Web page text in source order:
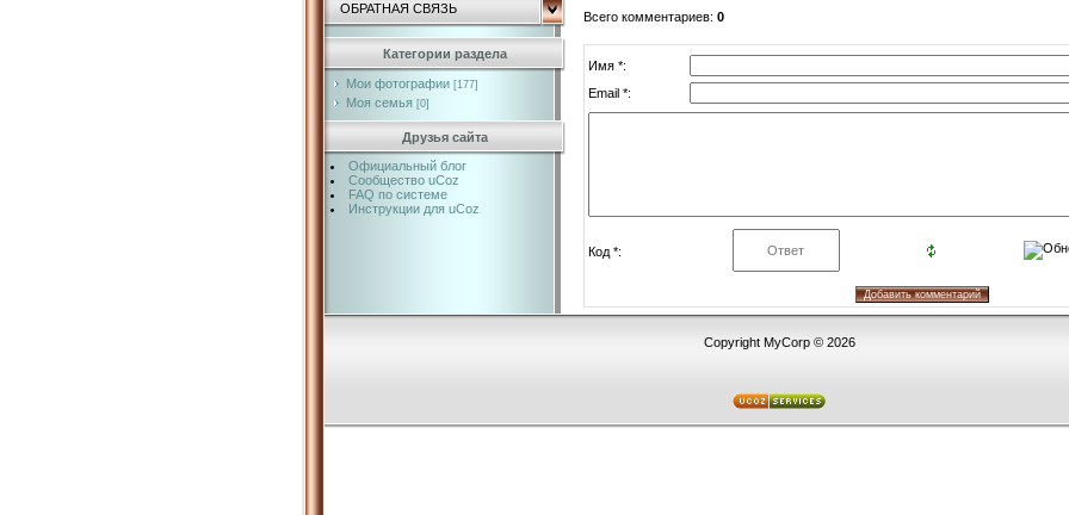
ОБРАТНАЯ СВЯЗЬ
Категории раздела
Мои фотографии [177]
Моя семья [0]
Друзья сайта
Официальный блог
Сообщество uCoz
FAQ по системе
Инструкции для uCoz
Всего комментариев: 0
Имя *:
Email *:
Код *:
Copyright MyCorp © 2026